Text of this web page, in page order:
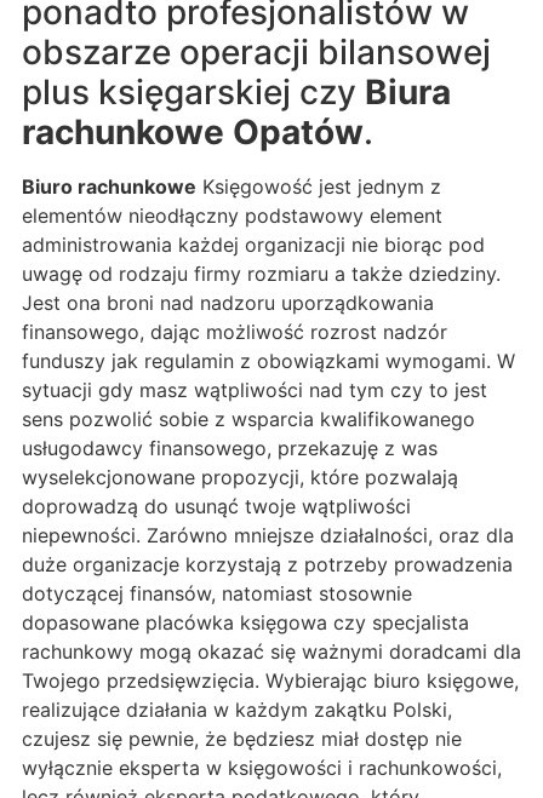
ponadto profesjonalistów w
obszarze operacji bilansowej
plus księgarskiej czy Biura
rachunkowe Opatów.
Biuro rachunkowe Księgowość jest jednym z
elementów nieodłączny podstawowy element
administrowania każdej organizacji nie biorąc pod
uwagę od rodzaju firmy rozmiaru a także dziedziny.
Jest ona broni nad nadzoru uporządkowania
finansowego, dając możliwość rozrost nadzór
funduszy jak regulamin z obowiązkami wymogami. W
sytuacji gdy masz wątpliwości nad tym czy to jest
sens pozwolić sobie z wsparcia kwalifikowanego
usługodawcy finansowego, przekazuję z was
wyselekcjonowane propozycji, które pozwalają
doprowadzą do usunąć twoje wątpliwości
niepewności. Zarówno mniejsze działalności, oraz dla
duże organizacje korzystają z potrzeby prowadzenia
dotyczącej finansów, natomiast stosownie
dopasowane placówka księgowa czy specjalista
rachunkowy mogą okazać się ważnymi doradcami dla
Twojego przedsięwzięcia. Wybierając biuro księgowe,
realizujące działania w każdym zakątku Polski,
czujesz się pewnie, że będziesz miał dostęp nie
wyłącznie eksperta w księgowości i rachunkowości,